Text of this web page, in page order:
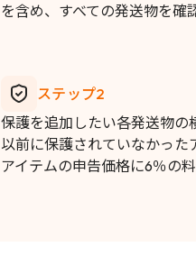
を含め、すべての発送物を確
ステップ2
保護を追加したい各発送物の
以前に保護されていなかっ
アイテムの申告価格に6％の